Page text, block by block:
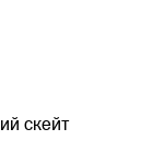
скейт